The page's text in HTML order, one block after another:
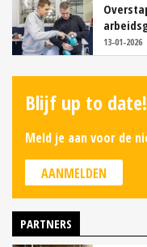
13-01-2026
Blijf up to date!
Meld je aan voor de
AANMELDEN
PARTNERS